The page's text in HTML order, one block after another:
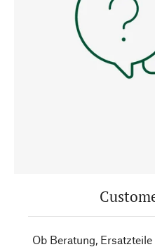
Ob Beratung,